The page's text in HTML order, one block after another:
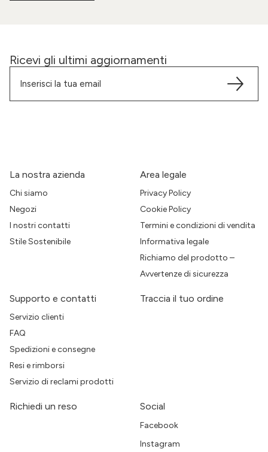
Ricevi gli ultimi aggiornamenti
La nostra azienda
Chi siamo
Negozi
I nostri contatti
Stile Sostenibile
Area legale
Privacy Policy
Cookie Policy
Termini e condizioni di vendita
Informativa legale
Richiamo del prodotto –
Avvertenze di sicurezza
Supporto e contatti
Servizio clienti
FAQ
Spedizioni e consegne
Resi e rimborsi
Servizio di reclami prodotti
Traccia il tuo ordine
Richiedi un reso Social
Facebook
Instagram